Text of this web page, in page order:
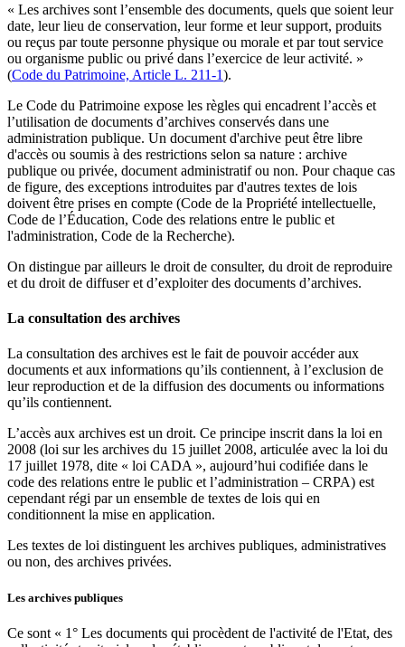
« Les archives sont l’ensemble des documents, quels que soient leur
date, leur lieu de conservation, leur forme et leur support, produits
ou reçus par toute personne physique ou morale et par tout service
ou organisme public ou privé dans l’exercice de leur activité. »
(Code du Patrimoine, Article L. 211-1).
Le Code du Patrimoine expose les règles qui encadrent l’accès et
l’utilisation de documents d’archives conservés dans une
administration publique. Un document d'archive peut être libre
d'accès ou soumis à des restrictions selon sa nature : archive
publique ou privée, document administratif ou non. Pour chaque cas
de figure, des exceptions introduites par d'autres textes de lois
doivent être prises en compte (Code de la Propriété intellectuelle,
Code de l’Éducation, Code des relations entre le public et
l'administration, Code de la Recherche).
On distingue par ailleurs le droit de consulter, du droit de reproduire
et du droit de diffuser et d’exploiter des documents d’archives.
La consultation des archives
La consultation des archives est le fait de pouvoir accéder aux
documents et aux informations qu’ils contiennent, à l’exclusion de
leur reproduction et de la diffusion des documents ou informations
qu’ils contiennent.
L’accès aux archives est un droit. Ce principe inscrit dans la loi en
2008 (loi sur les archives du 15 juillet 2008, articulée avec la loi du
17 juillet 1978, dite « loi CADA », aujourd’hui codifiée dans le
code des relations entre le public et l’administration – CRPA) est
cependant régi par un ensemble de textes de lois qui en
conditionnent la mise en application.
Les textes de loi distinguent les archives publiques, administratives
ou non, des archives privées.
Les archives publiques
Ce sont « 1° Les documents qui procèdent de l'activité de l'Etat, des